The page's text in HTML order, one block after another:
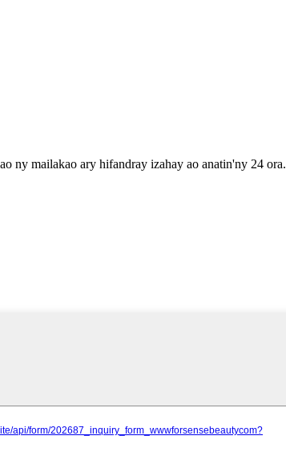
ny mailakao ary hifandray izahay ao anatin'ny 24 ora.